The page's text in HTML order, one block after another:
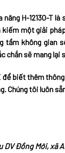
H-12130-T là
kiếm một giải
tầm không gian
chắn sẽ mang lại
để biết thêm
Chúng tôi luôn
DV Đồng Mới, xã